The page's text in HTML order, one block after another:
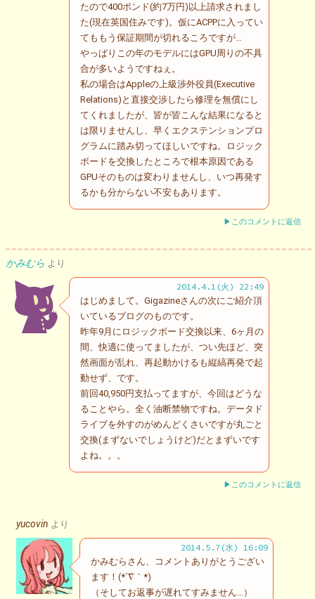
たので400ポンド(約7万円)以上請求されまし
た(現在英国住みです)。仮にACPPに入ってい
てももう保証期間が切れるころですが…
やっぱりこの年のモデルにはGPU周りの不具
合が多いようですねぇ。
私の場合はAppleの上級渉外役員(Executive
Relations)と直接交渉したら修理を無償にし
てくれましたが、皆が皆こんな結果になると
は限りませんし、早くエクステンションプロ
グラムに踏み切ってほしいですね。ロジック
ボードを交換したところで根本原因である
GPUそのものは変わりませんし、いつ再発す
るかも分からない不安もあります。
▶このコメントに返信
かみむら より
2014.4.1(火) 22:49
はじめまして。Gigazineさんの次にご紹介頂
いているブログのものです。
昨年9月にロジックボード交換以来、6ヶ月の
間、快適に使ってましたが、つい先ほど、突
然画面が乱れ、再起動かけるも縦縞再発で起
動せず、です。
前回40,950円支払ってますが、今回はどうな
ることやら。全く油断禁物ですね。データド
ライブを外すのがめんどくさいですが丸ごと
交換(まずないでしょうけど)だとまずいです
よね。。。
▶このコメントに返信
yucovin より
2014.5.7(水) 16:09
かみむらさん、コメントありがとうござい
ます！(*´∇｀*)
（そしてお返事が遅れてすみません…）